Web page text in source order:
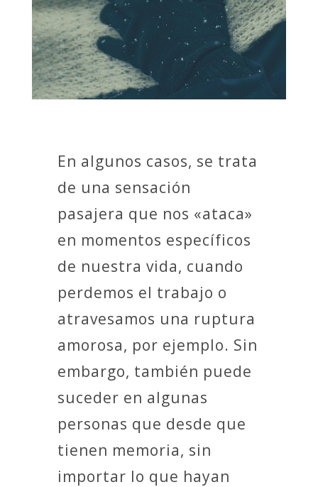
En algunos casos, se trata
de una sensación
pasajera que nos «ataca»
en momentos específicos
de nuestra vida, cuando
perdemos el trabajo o
atravesamos una ruptura
amorosa, por ejemplo. Sin
embargo, también puede
suceder en algunas
personas que desde que
tienen memoria, sin
importar lo que hayan